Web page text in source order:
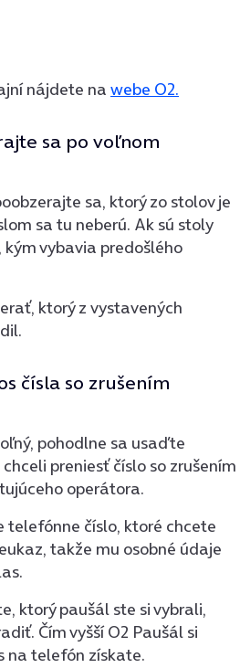
nájdete na webe O2.
sa po voľnom
sa, ktorý zo stolov je
sa tu neberú. Ak sú stoly
vybavia predošlého
ktorý z vystavených
čísla so zrušením
pohodlne sa usaďte
preniesť číslo so zrušením
operátora.
telefónne číslo, ktoré chcete
takže mu osobné údaje
ktorý paušál ste si vybrali,
Čím vyšší O2 Paušál si
na telefón získate.